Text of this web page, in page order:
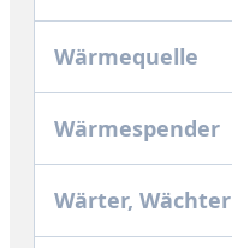
Wärmequelle
Wärmespender
Wärter, Wächter